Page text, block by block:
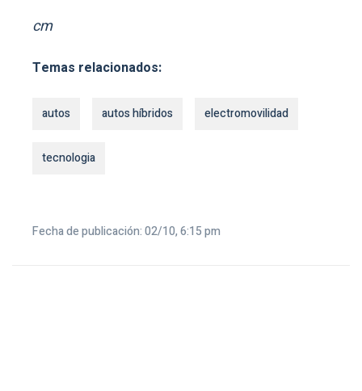
cm
Temas relacionados:
autos autos híbridos electromovilidad
tecnologia
Fecha de publicación: 02/10, 6:15 pm